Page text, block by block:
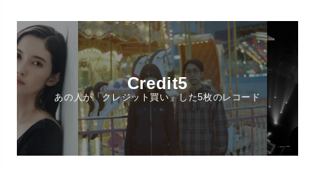
Credit5
あの人が「クレジット買い」した5枚のレコード